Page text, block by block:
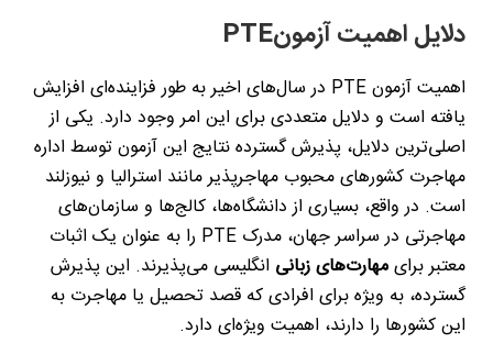
دلایل اهمیت آزمونPTE
اهمیت آزمونPTE در سال‌های اخیر به طور فزاینده‌ای افزایش
یافته است و دلایل متعددی برای این امر وجود دارد. یکی از
اصلی‌ترین دلایل، پذیرش گسترده نتایج این آزمون توسط اداره
مهاجرت کشورهای محبوب مهاجرپذیر مانند استرالیا و نیوزلند
است. در واقع، بسیاری از دانشگاه‌ها، کالج‌ها و سازمان‌های
مهاجرتی در سراسر جهان، مدرک PTE را به عنوان یک اثبات
معتبر برایمهارت‌های زبانی انگلیسی می‌پذیرند. این پذیرش
گسترده، به ویژه برای افرادی که قصد تحصیل یا مهاجرت به
این کشورها را دارند، اهمیت ویژه‌ای دارد.